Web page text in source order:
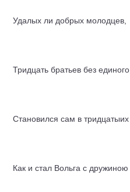
Удалых ли добрых молодцев,
Тридцать братьев без единого,
Становился сам в тридцатыих
Как и стал Вольга с дружиною